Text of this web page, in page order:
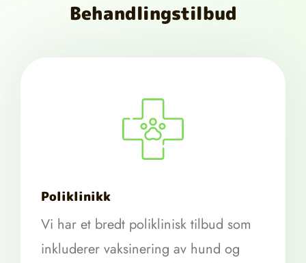
Behandlingstilbud
Poliklinikk
Vi har et bredt poliklinisk tilbud som
inkluderer vaksinering av hund og